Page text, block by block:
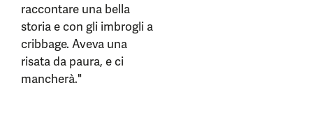
raccontare una bella
storia e con gli imbrogli a
cribbage. Aveva una
risata da paura, e ci
mancherà."